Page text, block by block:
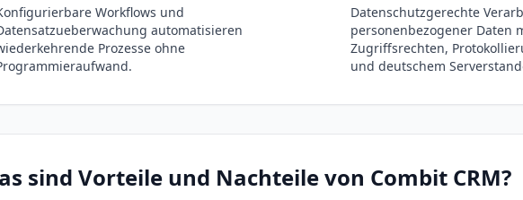
Workflows und
automatisieren
Prozesse ohne
Datenschutzgerechte
personenbezogener Daten
Zugriffsrechten,
und deutschem
sind Vorteile und Nachteile von Combit CRM?